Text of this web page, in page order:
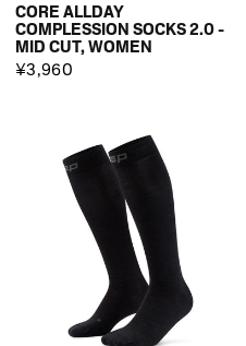
CORE ALLDAY
COMPLESSION SOCKS 2.0 -
MID CUT, WOMEN
¥3,960